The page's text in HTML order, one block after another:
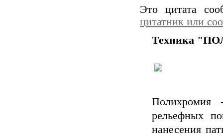
Это цитата
цитатник или
Техника
Полихромия
рельефных
нанесения